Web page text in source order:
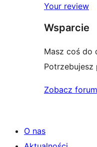
Your review
Wsparcie
Masz coś do
Potrzebujesz
Zobacz
O nas